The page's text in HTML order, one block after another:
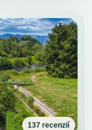
137 recenzií